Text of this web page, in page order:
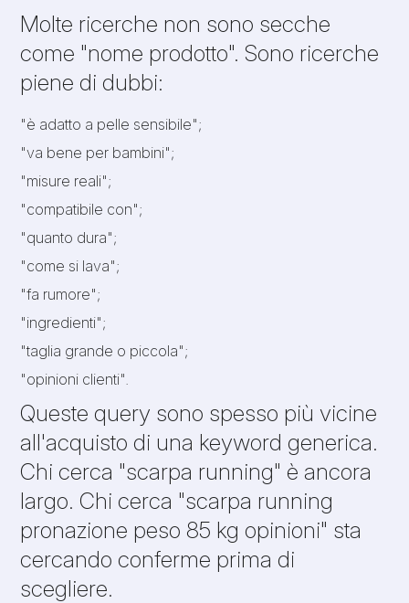
Molte ricerche non sono secche
come "nome prodotto". Sono ricerche
piene di dubbi:
"è adatto a pelle sensibile";
"va bene per bambini";
"misure reali";
"compatibile con";
"quanto dura";
"come si lava";
"fa rumore";
"ingredienti";
"taglia grande o piccola";
"opinioni clienti".
Queste query sono spesso più vicine
all'acquisto di una keyword generica.
Chi cerca "scarpa running" è ancora
largo. Chi cerca "scarpa running
pronazione peso 85 kg opinioni" sta
cercando conferme prima di
scegliere.